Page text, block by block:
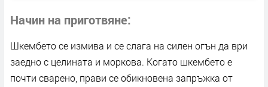
Начин на приготвяне
Шкембето се измива и се слага на силен огън да ври
заедно с целината и моркова. Когато шкембето е
почти сварено, прави се обикновена запръжка от